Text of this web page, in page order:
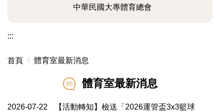
中華民國大專體育總會
:::
首頁 體育室最新消息
體育室最新消息
2026-07-22
【活動轉知】檢送「2026運管盃3x3籃球